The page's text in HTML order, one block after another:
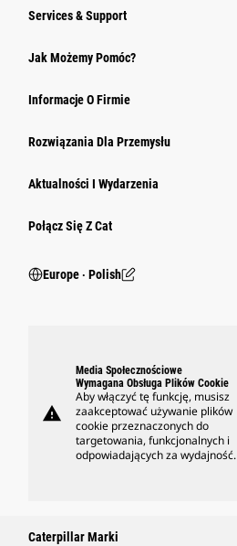
Services & Support
Jak Możemy Pomóc?
Informacje O Firmie
Rozwiązania Dla Przemysłu
Aktualności I Wydarzenia
Połącz Się Z Cat
Europe ‧ Polish
warning
Media Społecznościowe
Wymagana Obsługa Plików Cookie
Aby włączyć tę funkcję, musisz
zaakceptować używanie plików
cookie przeznaczonych do
targetowania, funkcjonalnych i
odpowiadających za wydajność.
Caterpillar Marki